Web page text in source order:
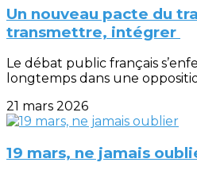
Un nouveau pacte du
transmettre, intégrer
Le débat public français
longtemps dans une
21 mars 2026
19 mars, ne jamais